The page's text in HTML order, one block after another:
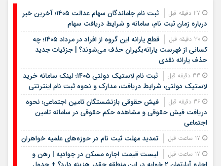
ثبت نام جاماندگان سهام عدالت ۱۴۰۵؛ آخرین خبر
درباره زمان ثبت نام، سامانه و شرایط دریافت سهام
قطع یارانه این گروه از افراد در مرداد ۱۴۰۵؛ چه
کسانی از فهرست یارانه‌بگیران حذف می‌شوند؟ | جزئیات جدید
حذف یارانه نقدی
ثبت نام لاستیک دولتی ۱۴۰۵؛ لینک سامانه خرید
لاستیک دولتی، شرایط دریافت، مدارک و نحوه ثبت نام اینترنتی
فیش حقوقی بازنشستگان تامین اجتماعی؛ نحوه
دریافت فیش حقوقی و مشاهده حکم حقوقی در سامانه تامین
اجتماعی
تمدید مهلت ثبت نام در حوزه‌های علمیه خواهران
لیست قیمت اجاره مسکن در جوادیه | رهن و